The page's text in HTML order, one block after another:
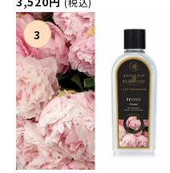
ASHLEIGH&BURWOOD（ア
シュレイアンドバーウッド）